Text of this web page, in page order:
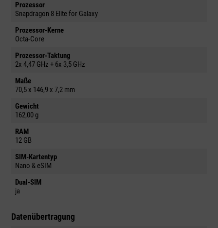
Prozessor
Snapdragon 8 Elite for Galaxy
Prozessor-Kerne
Octa-Core
Prozessor-Taktung
2x 4,47 GHz + 6x 3,5 GHz
Maße
70,5 x 146,9 x 7,2 mm
Gewicht
162,00 g
RAM
12 GB
SIM-Kartentyp
Nano & eSIM
Dual-SIM
ja
Datenübertragung